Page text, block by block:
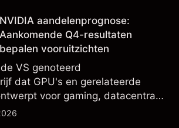
NVIDIA aandelenprognose:
Aankomende Q4-resultaten
bepalen vooruitzichten
VS genoteerd
dat GPU's en gerelateerde
voor gaming, datacentra
component van